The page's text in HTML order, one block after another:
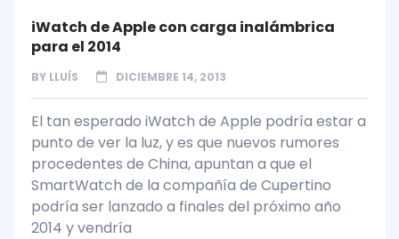
iWatch de Apple con carga inalámbrica
para el 2014
BY LLUÍS DICIEMBRE 14, 2013
El tan esperado iWatch de Apple podría estar a
punto de ver la luz, y es que nuevos rumores
procedentes de China, apuntan a que el
SmartWatch de la compañía de Cupertino
podría ser lanzado a finales del próximo año
2014 y vendría